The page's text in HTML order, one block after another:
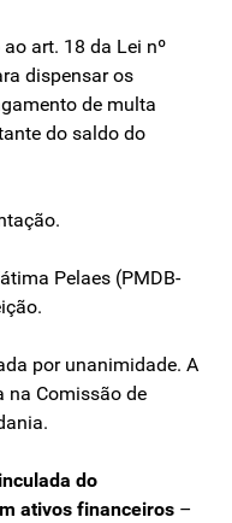
art. 18 da Lei nº
dispensar os
de multa
do saldo do
Pelaes (PMDB-
por unanimidade. A
na Comissão de
do
ativos financeiros –